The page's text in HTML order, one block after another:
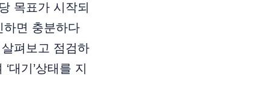
목표가 시작되
하면 충분하다
펴보고 점검하
기’상태를 지